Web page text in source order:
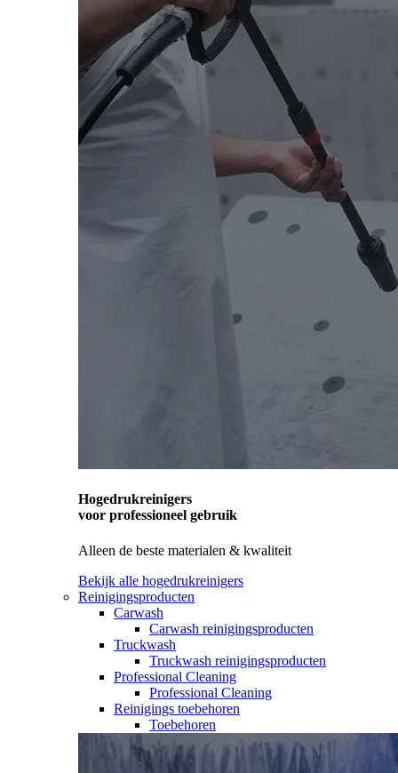
Hogedrukreinigers
voor professioneel gebruik
Alleen de beste materialen & kwaliteit
Bekijk alle hogedrukreinigers
Reinigingsproducten
Carwash
Carwash reinigingsproducten
Truckwash
Truckwash reinigingsproducten
Professional Cleaning
Professional Cleaning
Reinigings toebehoren
Toebehoren